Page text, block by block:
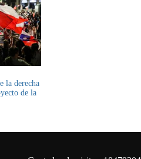
la derecha
de la